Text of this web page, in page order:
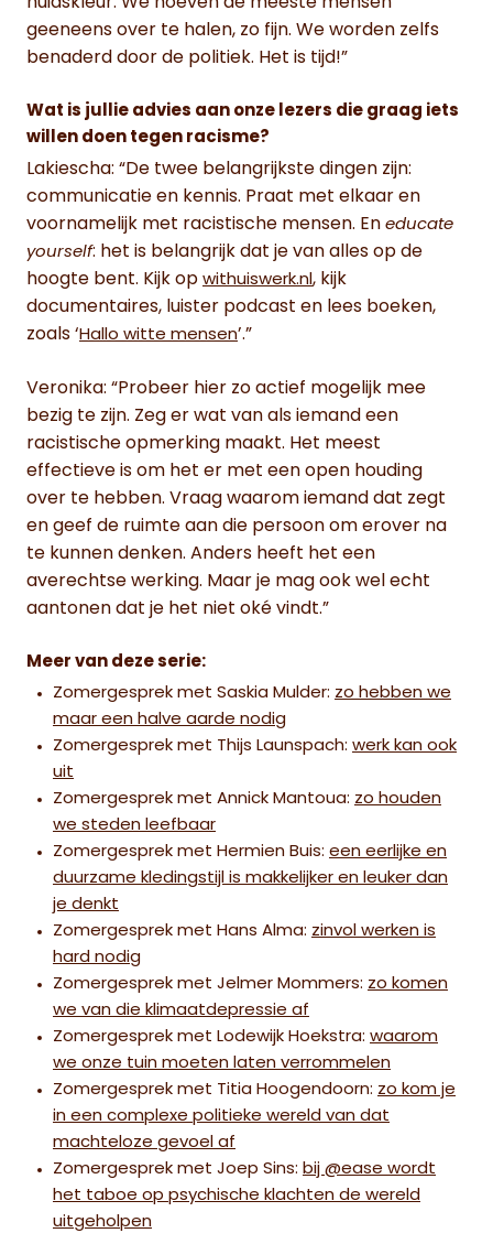
geeneens over te halen, zo fijn. We worden zelfs
benaderd door de politiek. Het is tijd!”
Wat is jullie advies aan onze lezers die graag iets
willen doen tegen racisme?
Lakiescha: “De twee belangrijkste dingen zijn:
communicatie en kennis. Praat met elkaar en
voornamelijk met racistische mensen. En educate
yourself: het is belangrijk dat je van alles op de
hoogte bent. Kijk op withuiswerk.nl , kijk
documentaires, luister podcast en lees boeken,
zoals ‘ Hallo witte mensen’.”
Veronika: “Probeer hier zo actief mogelijk mee
bezig te zijn. Zeg er wat van als iemand een
racistische opmerking maakt. Het meest
effectieve is om het er met een open houding
over te hebben. Vraag waarom iemand dat zegt
en geef de ruimte aan die persoon om erover na
te kunnen denken. Anders heeft het een
averechtse werking. Maar je mag ook wel echt
aantonen dat je het niet oké vindt.”
Meer van deze serie:
Zomergesprek met Saskia Mulder: zo hebben we
maar een halve aarde nodig
Zomergesprek met Thijs Launspach: werk kan ook
uit
Zomergesprek met Annick Mantoua: zo houden
we steden leefbaar
Zomergesprek met Hermien Buis: een eerlijke en
duurzame kledingstijl is makkelijker en leuker dan
je denkt
Zomergesprek met Hans Alma: zinvol werken is
hard nodig
Zomergesprek met Jelmer Mommers: zo komen
we van die klimaatdepressie af
Zomergesprek met Lodewijk Hoekstra: waarom
we onze tuin moeten laten verrommelen
Zomergesprek met Titia Hoogendoorn: zo kom je
in een complexe politieke wereld van dat
machteloze gevoel af
Zomergesprek met Joep Sins: bij @ease wordt
het taboe op psychische klachten de wereld
uitgeholpen